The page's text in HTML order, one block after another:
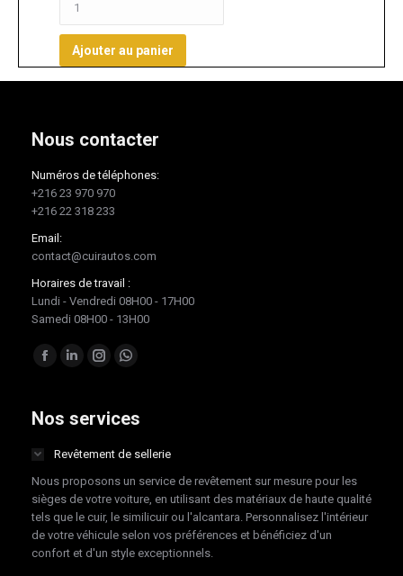
Ajouter au panier
Nous contacter
Numéros de téléphones:
+216 23 970 970
+216 22 318 233
Email:
contact@cuirautos.com
Horaires de travail :
Lundi - Vendredi 08H00 - 17H00
Samedi 08H00 - 13H00
Trouvez nous sur :
Facebook
opens
new
window
LinkedIn
opens
new
window
Instagram
opens
new
window
Whatsapp
opens
new
window
Nos services
Revêtement de sellerie
Nous proposons un service de revêtement sur mesure pour les
sièges de votre voiture, en utilisant des matériaux de haute qualité
tels que le cuir, le similicuir ou l'alcantara. Personnalisez l'intérieur
de votre véhicule selon vos préférences et bénéficiez d'un
confort et d'un style exceptionnels.